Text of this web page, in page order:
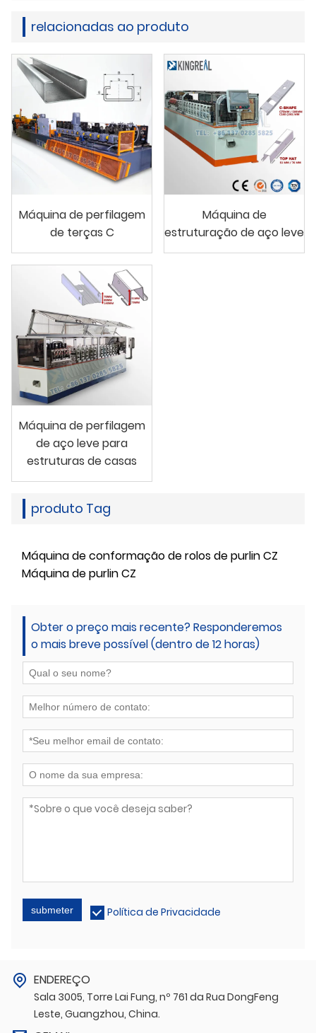
relacionadas ao produto
Máquina de perfilagem
de terças C
Máquina de
estruturação de aço leve
Máquina de perfilagem
de aço leve para
estruturas de casas
produto Tag
Máquina de conformação de rolos de purlin CZ
Máquina de purlin CZ
Obter o preço mais recente? Responderemos
o mais breve possível (dentro de 12 horas)
submeter Política de Privacidade
ENDEREÇO
Sala 3005, Torre Lai Fung, nº 761 da Rua DongFeng
Leste, Guangzhou, China.